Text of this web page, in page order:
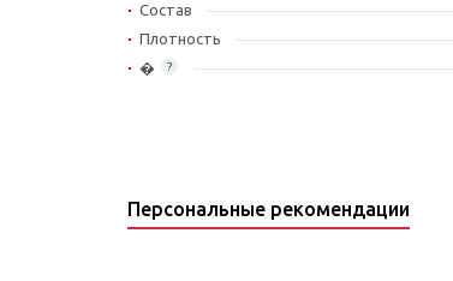
Состав
Плотность
?
�
Персональные рекомендации